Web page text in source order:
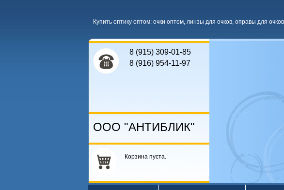
Купить оптику оптом: очки оптом, линзы для очков, оправы для
8 (915) 309-01-85
8 (916) 954-11-97
ООО "АНТИБЛИК"
Корзина пуста.